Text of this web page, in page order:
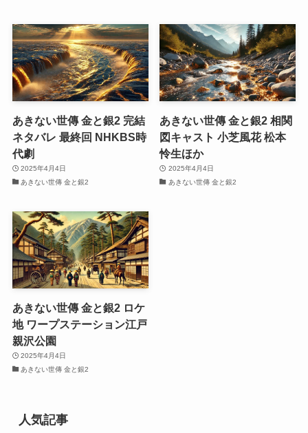
あきない世傳 金と銀2 完結
ネタバレ 最終回 NHKBS時
代劇
2025年4月4日
あきない世傳 金と銀2
あきない世傳 金と銀2 相関
図キャスト 小芝風花 松本
怜生ほか
2025年4月4日
あきない世傳 金と銀2
あきない世傳 金と銀2 ロケ
地 ワープステーション江戸
親沢公園
2025年4月4日
あきない世傳 金と銀2
人気記事